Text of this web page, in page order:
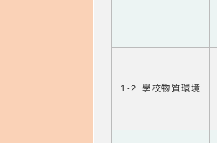
1-2 學校物質環境